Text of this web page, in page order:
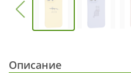
Описание